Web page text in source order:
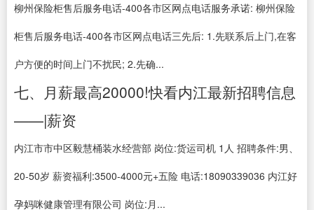
柳州保险柜售后服务电话-400各市区网点电话服务承诺: 柳州保险
柜售后服务电话-400各市区网点电话三先后: 1.先联系后上门,在客
户方便的时间上门不扰民; 2.先确...
七、月薪最高20000!快看内江最新招聘信息
——|薪资
内江市市中区毅慧桶装水经营部 岗位:货运司机 1人 招聘条件:男、
20-50岁 薪资福利:3500-4000元+五险 电话:18090339036 内江好
孕妈咪健康管理有限公司 岗位:月...